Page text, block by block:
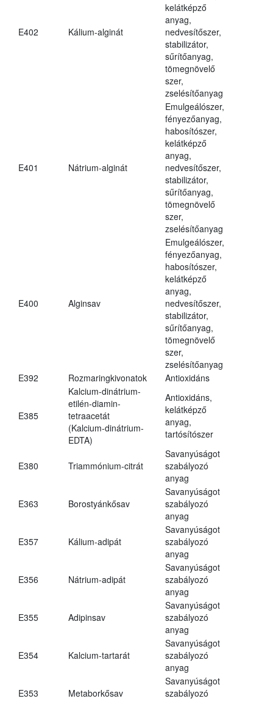
E402 Kálium-alginát
kelátképző
anyag,
nedvesítőszer,
stabilizátor,
sűrítőanyag,
tömegnövelő
szer,
zselésítőanyag
E401 Nátrium-alginát
Emulgeálószer,
fényezőanyag,
habosítószer,
kelátképző
anyag,
nedvesítőszer,
stabilizátor,
sűrítőanyag,
tömegnövelő
szer,
zselésítőanyag
E400 Alginsav
Emulgeálószer,
fényezőanyag,
habosítószer,
kelátképző
anyag,
nedvesítőszer,
stabilizátor,
sűrítőanyag,
tömegnövelő
szer,
zselésítőanyag
E392
Rozmaringkivonatok Antioxidáns
E385
Kalcium-dinátrium-
etilén-diamin-
tetraacetát
(Kalcium-dinátrium-
EDTA)
Antioxidáns,
kelátképző
anyag,
tartósítószer
E380 Triammónium-citrát
Savanyúságot
szabályozó
anyag
E363 Borostyánkősav
Savanyúságot
szabályozó
anyag
E357 Kálium-adipát
Savanyúságot
szabályozó
anyag
E356 Nátrium-adipát
Savanyúságot
szabályozó
anyag
E355 Adipinsav
Savanyúságot
szabályozó
anyag
E354 Kalcium-tartarát
Savanyúságot
szabályozó
anyag
E353 Metaborkősav
Savanyúságot
szabályozó